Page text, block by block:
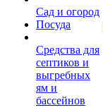
Сад и огород
Посуда
Средства для
септиков и
выгребных
ям и
бассейнов